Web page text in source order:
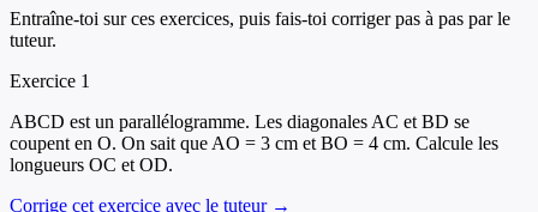
Entraîne-toi sur ces exercices, puis fais-toi corriger pas à pas par le
tuteur.
Exercice 1
ABCD est un parallélogramme. Les diagonales AC et BD se
coupent en O. On sait que AO = 3 cm et BO = 4 cm. Calcule les
longueurs OC et OD.
Corrige cet exercice avec le tuteur →